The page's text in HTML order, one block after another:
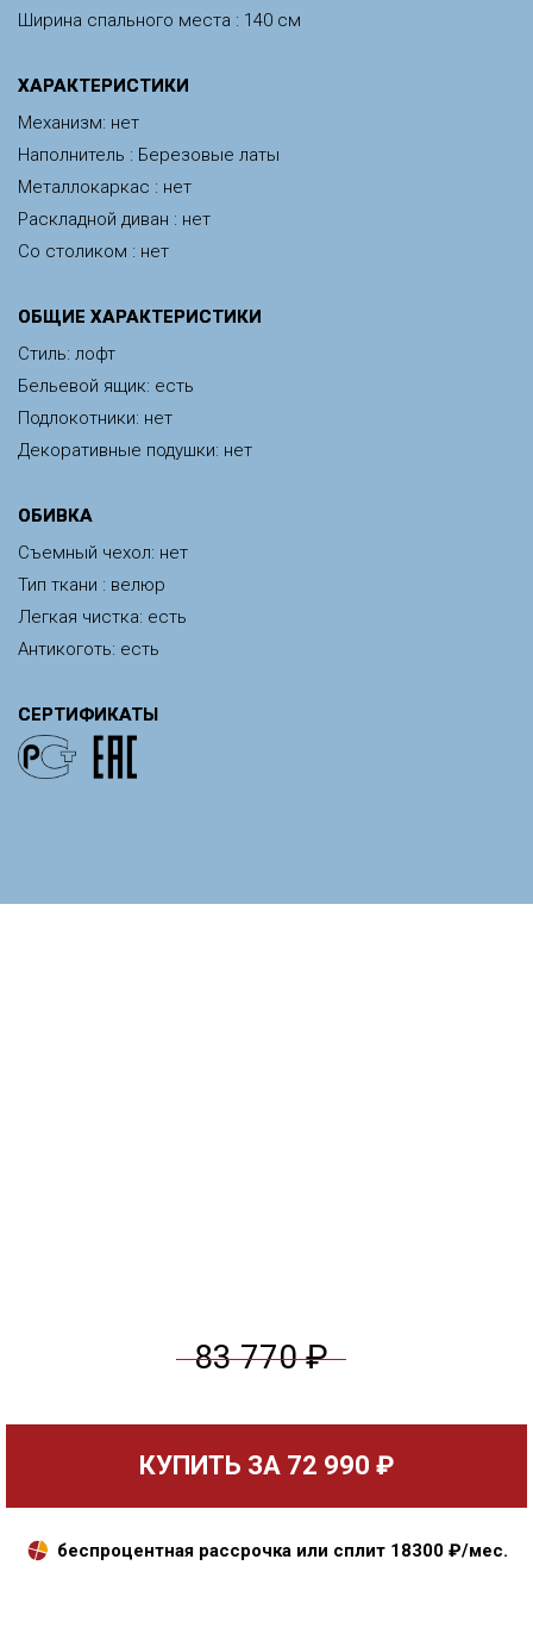
Ширина спального места : 140 см
ХАРАКТЕРИСТИКИ
Механизм: нет
Наполнитель : Березовые латы
Металлокаркас : нет
Раскладной диван : нет
Со столиком : нет
ОБЩИЕ ХАРАКТЕРИСТИКИ
Стиль: лофт
Бельевой ящик: есть
Подлокотники: нет
Декоративные подушки: нет
ОБИВКА
Съемный чехол: нет
Тип ткани : велюр
Легкая чистка: есть
Антикоготь: есть
СЕРТИФИКАТЫ
83 770 ₽
КУПИТЬ ЗА 72 990 ₽
беспроцентная рассрочка или сплит 18300₽/мес.